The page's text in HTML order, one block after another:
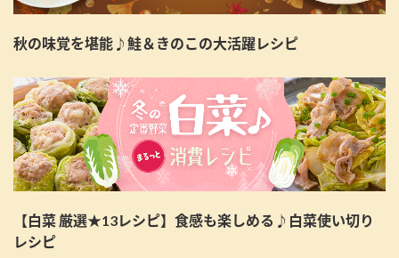
秋の味覚を堪能♪鮭＆きのこの大活躍レシピ
【白菜 厳選★13レシピ】食感も楽しめる♪白菜使い切り
レシピ